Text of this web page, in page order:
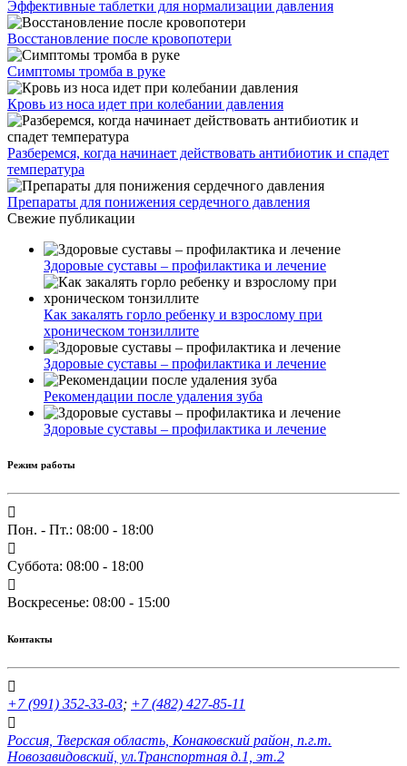
Эффективные таблетки для нормализации давления
Восстановление после кровопотери
Симптомы тромба в руке
Кровь из носа идет при колебании давления
Разберемся, когда начинает действовать антибиотик и спадет
температура
Препараты для понижения сердечного давления
Свежие публикации
Здоровые суставы – профилактика и лечение
Как закалять горло ребенку и взрослому при
хроническом тонзиллите
Здоровые суставы – профилактика и лечение
Рекомендации после удаления зуба
Здоровые суставы – профилактика и лечение
Режим работы
Пон. - Пт.: 08:00 - 18:00
Суббота: 08:00 - 18:00
Воскресенье: 08:00 - 15:00
Контакты
+7 (991) 352-33-03; +7 (482) 427-85-11
Россия, Тверская область, Конаковский район, п.г.т.
Новозавидовский, ул.Транспортная д.1, эт.2